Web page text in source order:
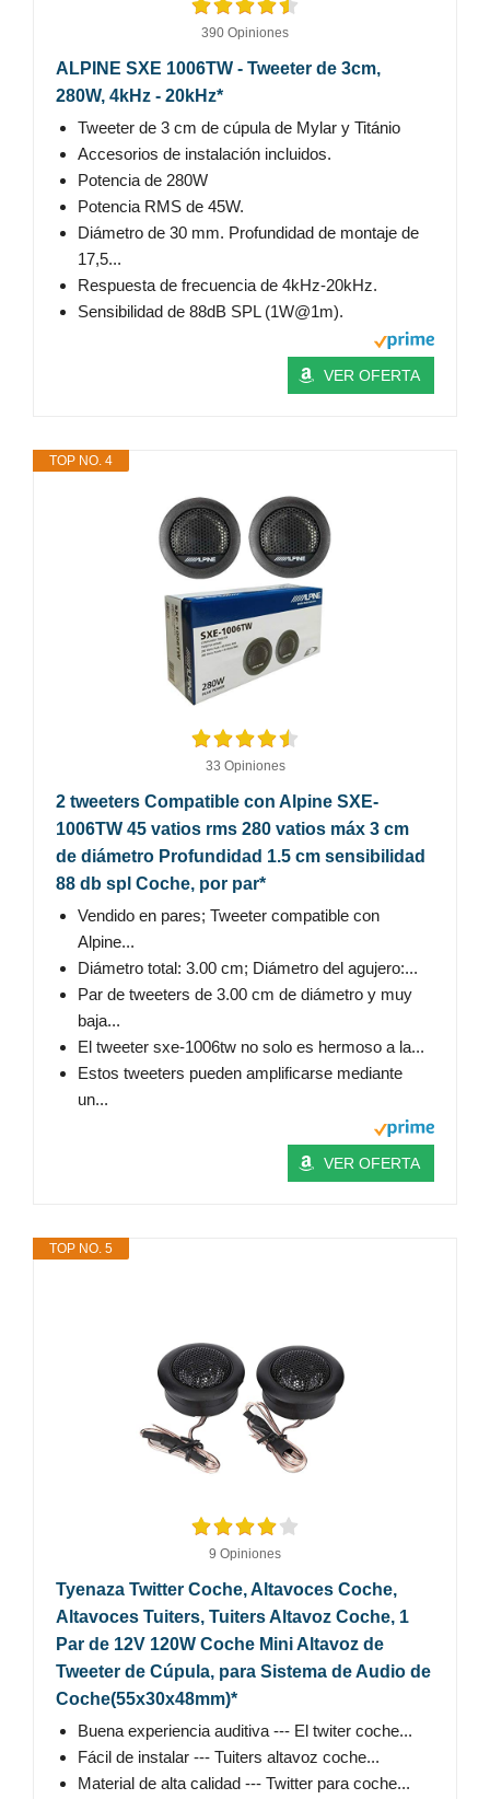
390 Opiniones
ALPINE SXE 1006TW - Tweeter de 3cm,
280W, 4kHz - 20kHz*
Tweeter de 3 cm de cúpula de Mylar y Titánio
Accesorios de instalación incluidos.
Potencia de 280W
Potencia RMS de 45W.
Diámetro de 30 mm. Profundidad de montaje de
17,5...
Respuesta de frecuencia de 4kHz-20kHz.
Sensibilidad de 88dB SPL (1W@1m).
VER OFERTA
TOP NO. 4
33 Opiniones
2 tweeters Compatible con Alpine SXE-
1006TW 45 vatios rms 280 vatios máx 3 cm
de diámetro Profundidad 1.5 cm sensibilidad
88 db spl Coche, por par*
Vendido en pares; Tweeter compatible con
Alpine...
Diámetro total: 3.00 cm; Diámetro del agujero:...
Par de tweeters de 3.00 cm de diámetro y muy
baja...
El tweeter sxe-1006tw no solo es hermoso a la...
Estos tweeters pueden amplificarse mediante
un...
VER OFERTA
TOP NO. 5
9 Opiniones
Tyenaza Twitter Coche, Altavoces Coche,
Altavoces Tuiters, Tuiters Altavoz Coche, 1
Par de 12V 120W Coche Mini Altavoz de
Tweeter de Cúpula, para Sistema de Audio de
Coche(55x30x48mm)*
Buena experiencia auditiva --- El twiter coche...
Fácil de instalar --- Tuiters altavoz coche...
Material de alta calidad --- Twitter para coche...